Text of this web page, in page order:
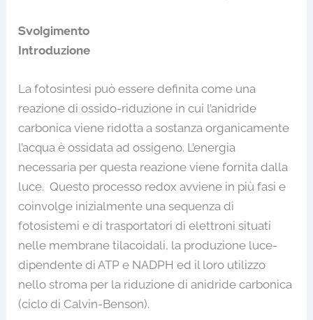
Svolgimento
Introduzione
La fotosintesi può essere definita come una
reazione di ossido-riduzione in cui l’anidride
carbonica viene ridotta a sostanza organicamente
l’acqua è ossidata ad ossigeno. L’energia
necessaria per questa reazione viene fornita dalla
luce. Questo processo redox avviene in più fasi e
coinvolge inizialmente una sequenza di
fotosistemi e di trasportatori di elettroni situati
nelle membrane tilacoidali, la produzione luce-
dipendente di ATP e NADPH ed il loro utilizzo
nello stroma per la riduzione di anidride carbonica
(ciclo di Calvin-Benson).